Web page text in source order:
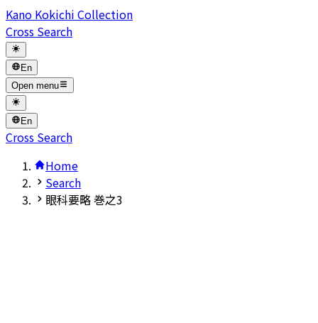
Kano Kokichi Collection
Cross Search
En
Open menu
En
Cross Search
Home
Search
眼科要略 巻之3